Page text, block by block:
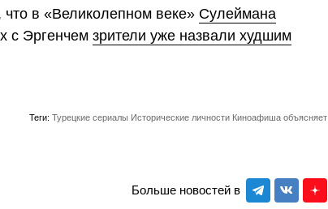
в «Великолепном веке» Сулеймана
с Эргенчем зрители уже назвали худшим
Теги: Турецкие сериалы Исторические личности Киноафиша объясняет
Больше новостей в